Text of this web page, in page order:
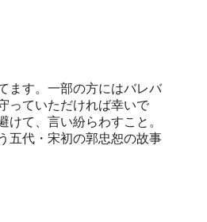
ます。一部の方にはバレバ
っていただければ幸いで
て、言い紛らわすこと。
五代・宋初の郭忠恕の故事